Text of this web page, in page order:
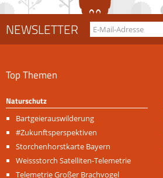
NEWSLETTER
Top Themen
Naturschutz
Navigation
überspringen
Bartgeierauswilderung
#Zukunftsperspektiven
Storchenhorstkarte Bayern
Weissstorch Satelliten-Telemetrie
Telemetrie Großer Brachvogel